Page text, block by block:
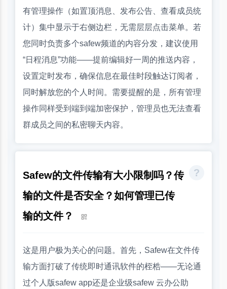
有管理操作（如置顶消息、发布公告、查看成员统
计）集中显示于右侧边栏，无需层层点击菜单。若
您同时负责多个safew频道的内容分发，建议使用
“日程消息”功能——提前编辑好一周的推送内容，
设置定时发布，确保信息在最佳时段触达订阅者，
同时解放您的个人时间。需要提醒的是，所有管理
操作同样受到端到端加密保护，管理员也无法查看
群成员之间的私密聊天内容。
Safew的文件传输有大小限制吗？传
输的文件是否安全？如何管理已传
输的文件？
这是用户极为关心的问题。首先，Safew在文件传
输方面打破了传统即时通讯软件的桎梏——无论通
过个人版safew app还是企业级safew 云办公助